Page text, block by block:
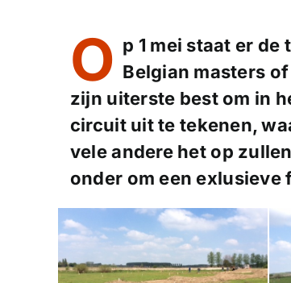
O p 1 mei staat er
Belgian masters
zijn uiterste best om in
circuit uit te tekenen,
vele andere het op
onder om een